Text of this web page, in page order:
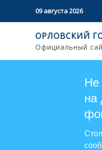
09 августа 2026
ОРЛОВСКИЙ
Официальный
Не
на